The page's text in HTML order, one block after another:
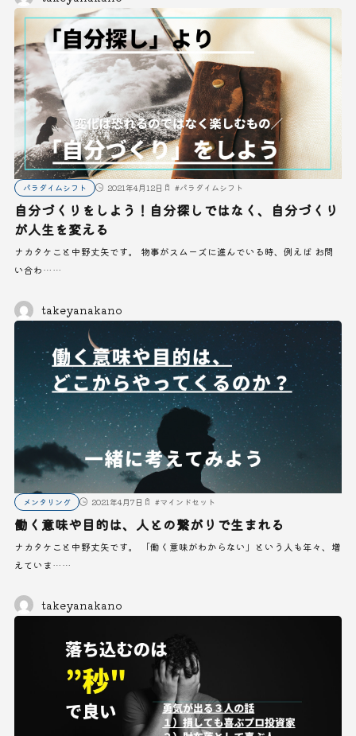
パラダイムシフト 2021年4月12日 #パラダイムシフト
自分づくりをしよう！自分探しではなく、自分づくり
が人生を変える
ナカタケこと中野丈矢です。 物事がスムーズに進んでいる時、例えば お問
い合わ……
takeyanakano
メンタリング 2021年4月7日 #マインドセット
働く意味や目的は、人との繋がりで生まれる
ナカタケこと中野丈矢です。 「働く意味がわからない」という人も年々、増
えていま……
takeyanakano